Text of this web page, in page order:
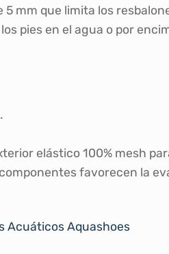
5 mm que limita los
pies en el agua o por
elástico 100% mesh
componentes favorecen la
Acuáticos Aquashoes